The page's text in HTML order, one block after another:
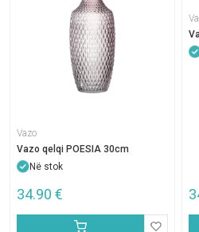
Vazo
Vazo qelqi POESIA 30cm
Në stok
34.90 €